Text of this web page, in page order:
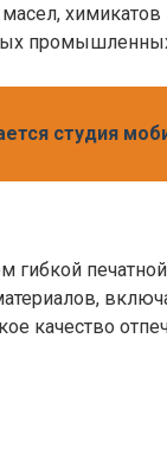
химикатов
студия
гибкой
качество